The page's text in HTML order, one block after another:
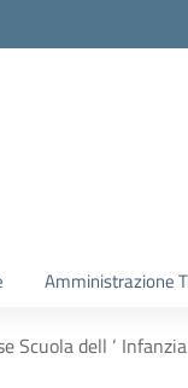
Amministrazione
Scuola dell ‘ Infanzia